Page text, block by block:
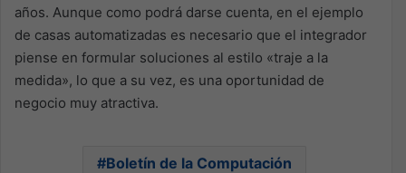
años. Aunque como podrá darse cuenta, en el ejemplo
de casas automatizadas es necesario que el integrador
piense en formular soluciones al estilo «traje a la
medida», lo que a su vez, es una oportunidad de
negocio muy atractiva.
Boletín de la Computación